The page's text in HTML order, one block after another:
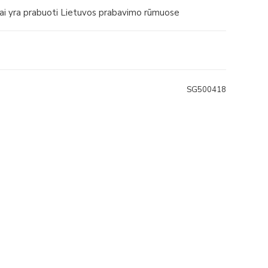
yra prabuoti Lietuvos prabavimo rūmuose
SG500418